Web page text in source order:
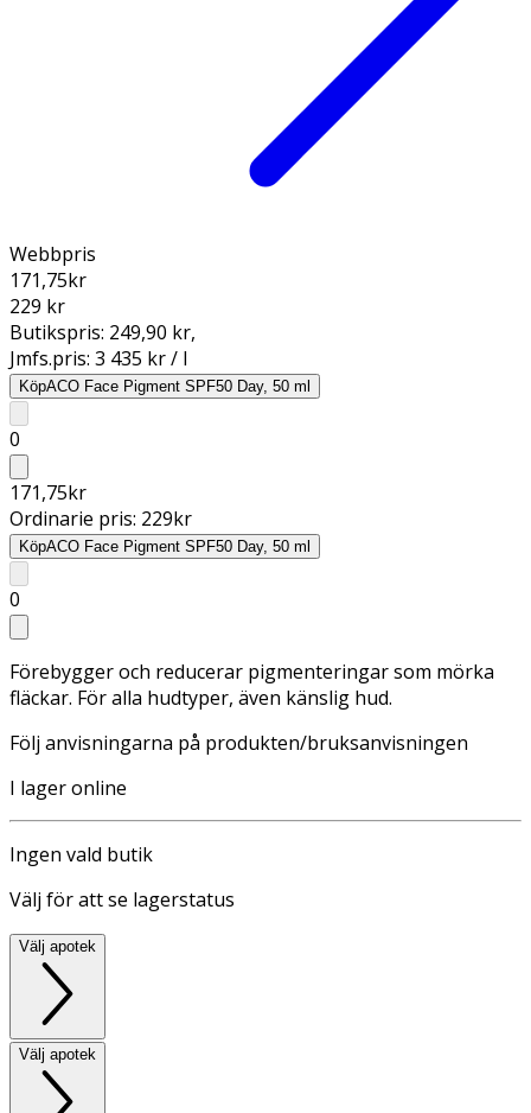
Webbpris
171,75kr
229 kr
Butikspris: 249,90 kr,
Jmfs.pris: 3 435 kr / l
KöpACO Face Pigment SPF50 Day, 50 ml
0
171,75kr
Ordinarie pris: 229kr
KöpACO Face Pigment SPF50 Day, 50 ml
0
Förebygger och reducerar pigmenteringar som mörka
fläckar. För alla hudtyper, även känslig hud.
Följ anvisningarna på produkten/bruksanvisningen
I lager online
Ingen vald butik
Välj för att se lagerstatus
Välj apotek
Välj apotek